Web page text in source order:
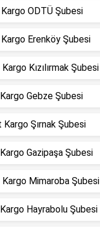
ODTÜ Şubesi
Erenköy Şubesi
Kargo Kızılırmak Şubesi
Gebze Şubesi
Kargo Şırnak Şubesi
Gazipaşa Şubesi
Kargo Mimaroba Şubesi
Hayrabolu Şubesi